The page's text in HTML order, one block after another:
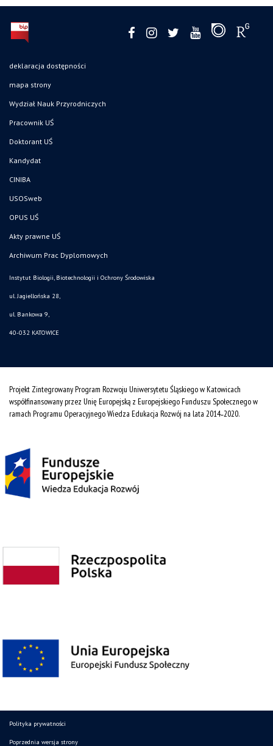
deklaracja dostępności
mapa strony
Wydział Nauk Przyrodniczych
Pracownik UŚ
Doktorant UŚ
Kandydat
CINIBA
USOSweb
OPUS UŚ
Akty prawne UŚ
Archiwum Prac Dyplomowych
Instytut Biologii, Biotechnologii i Ochrony Środowiska
ul. Jagiellońska 28,
ul. Bankowa 9,
40-032 KATOWICE
Projekt Zintegrowany Program Rozwoju Uniwersytetu Śląskiego w Katowicach
współfinansowany przez Unię Europejską z Europejskiego Funduszu Społecznego w
ramach Programu Operacyjnego Wiedza Edukacja Rozwój na lata 2014˗2020.
Polityka prywatności
Poprzednia wersja strony